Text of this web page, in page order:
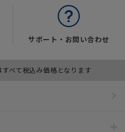
サポート・お問い合わせ
べて税込み価格となります